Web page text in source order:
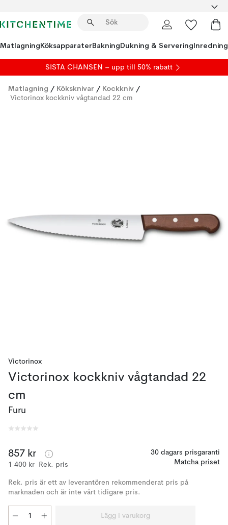
MatlagningKöksapparaterBakningDukning & ServeringInredning
SISTA CHANSEN – upp till 50% rabatt
Matlagning / Köksknivar / Kockkniv /
Victorinox kockkniv vågtandad 22 cm
Victorinox
Victorinox kockkniv vågtandad 22
cm
Furu
857 kr
1 400 kr Rek. pris
30 dagars prisgaranti
Matcha priset
Rek. pris är ett av leverantören rekommenderat pris på
marknaden och är inte vårt tidigare pris.
Lägg i varukorg